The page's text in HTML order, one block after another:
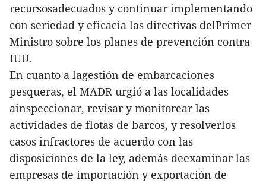
recursosadecuados y continuar implementando
con seriedad y eficacia las directivas delPrimer
Ministro sobre los planes de prevención contra
IUU.
En cuanto a lagestión de embarcaciones
pesqueras, el MADR urgió a las localidades
ainspeccionar, revisar y monitorear las
actividades de flotas de barcos, y resolverlos
casos infractores de acuerdo con las
disposiciones de la ley, además deexaminar las
empresas de importación y exportación de